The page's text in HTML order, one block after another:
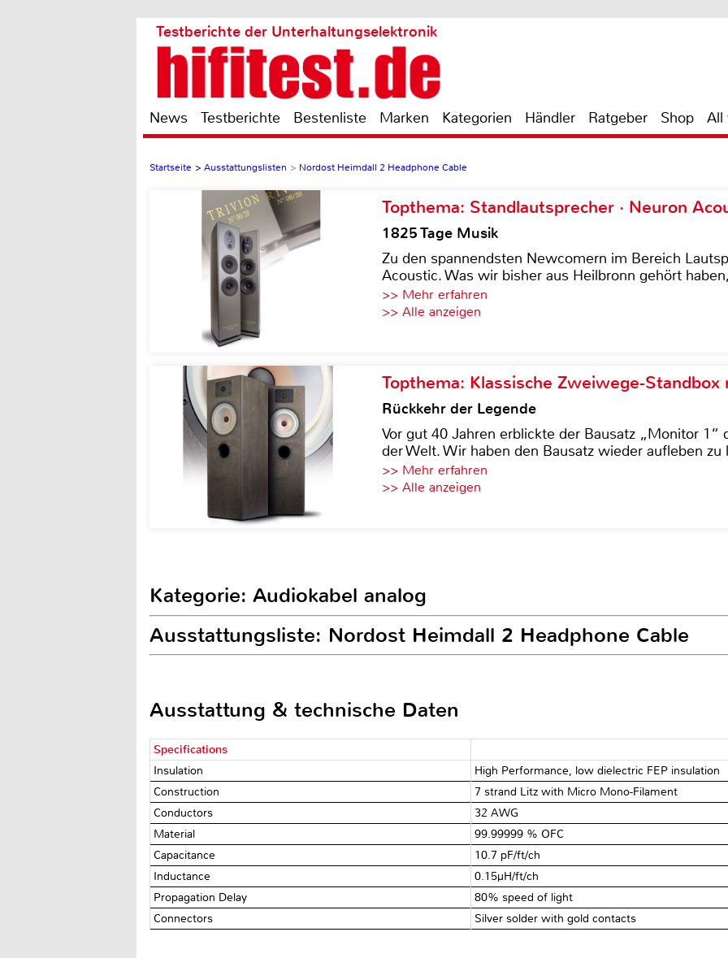
Testberichte der Unterhaltungselektronik
News Testberichte Bestenliste Marken Kategorien Händler Ratgeber Shop All
Startseite > Ausstattungslisten > Nordost Heimdall 2 Headphone Cable
Topthema: Standlautsprecher · Neuron
1825 Tage Musik
Zu den spannendsten Newcomern im Bereich
Acoustic. Was wir bisher aus Heilbronn gehört
>> Mehr erfahren
>> Alle anzeigen
Topthema: Klassische Zweiwege-
Rückkehr der Legende
Vor gut 40 Jahren erblickte der Bausatz „Monitor 1“
der Welt. Wir haben den Bausatz wieder aufleben zu
>> Mehr erfahren
>> Alle anzeigen
Kategorie: Audiokabel analog
Ausstattungsliste: Nordost Heimdall 2 Headphone Cable
Ausstattung & technische Daten
Specifications
Insulation
High Performance, low dielectric FEP insulation
Construction
7 strand Litz with Micro Mono-Filament
Conductors
32 AWG
Material
99.99999 % OFC
Capacitance
10.7 pF/ft/ch
Inductance
0.15µH/ft/ch
Propagation Delay
80% speed of light
Connectors
Silver solder with gold contacts